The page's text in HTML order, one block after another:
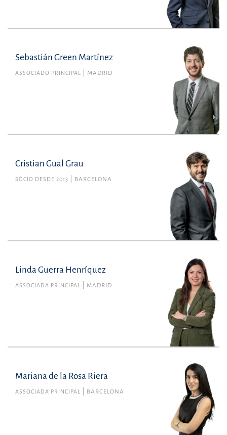
Sebastián Green Martínez
ASSOCIADO PRINCIPAL MADRID
Cristian Gual Grau
SÓCIO DESDE 2013 BARCELONA
Linda Guerra Henríquez
ASSOCIADA PRINCIPAL MADRID
Mariana de la Rosa Riera
ASSOCIADA PRINCIPAL BARCELONA